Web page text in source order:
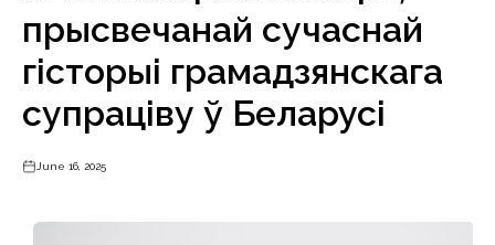
прысвечанай сучаснай
гісторыі грамадзянскага
супраціву ў Беларусі
June 16, 2025